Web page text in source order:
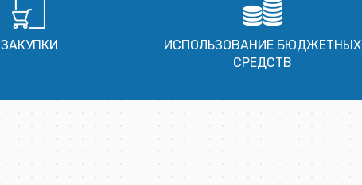
ЗАКУПКИ
ИСПОЛЬЗОВАНИЕ БЮДЖЕТНЫХ
СРЕДСТВ